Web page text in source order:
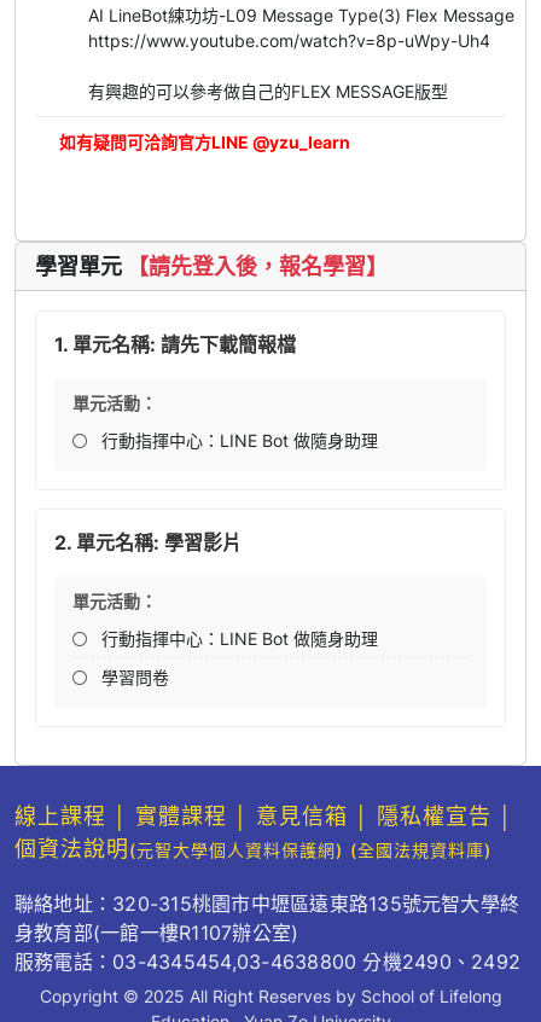
AI LineBot練功坊-L09 Message Type(3) Flex Message
https://www.youtube.com/watch?v=8p-uWpy-Uh4
有興趣的可以參考做自己的FLEX MESSAGE版型
如有疑問可洽詢官方LINE @yzu_learn
學習單元 【請先登入後，報名學習】
1. 單元名稱: 請先下載簡報檔
單元活動：
行動指揮中心：LINE Bot 做隨身助理
2. 單元名稱: 學習影片
單元活動：
行動指揮中心：LINE Bot 做隨身助理
學習問卷
線上課程 實體課程 意見信箱 隱私權宣告
個資法說明 (元智大學個人資料保護網) (全國法規資料庫)
聯絡地址：320-315桃園市中壢區遠東路135號元智大學終
身教育部(一館一樓R1107辦公室)
服務電話：03-4345454,03-4638800 分機2490、2492
Copyright © 2025 All Right Reserves by School of Lifelong